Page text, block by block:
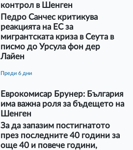
контрол в Шенген
Педро Санчес критикува
реакцията на ЕС за
мигрантската криза в Сеута в
писмо до Урсула фон дер
Лайен
преди 6 дни
Еврокомисар Брунер: България
има важна роля за бъдещето на
Шенген
За да запазим постигнатото
през последните 40 години за
още 40 и повече години,